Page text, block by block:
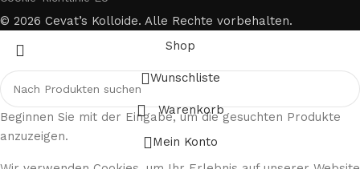
© 2026 Cevat’s Kolloide. Alle Rechte vorbehalten.
Beginnen Sie mit der Eingabe, um die gesuchten Produkte
anzuzeigen.
Shop
Wunschliste
Warenkorb
Mein Konto